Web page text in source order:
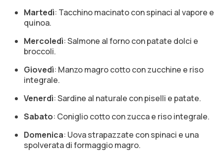
Martedì: Tacchino macinato con spinaci al vapore e
quinoa.
Mercoledì: Salmone al forno con patate dolci e
broccoli.
Giovedì: Manzo magro cotto con zucchine e riso
integrale.
Venerdì: Sardine al naturale con piselli e patate.
Sabato: Coniglio cotto con zucca e riso integrale.
Domenica: Uova strapazzate con spinaci e una
spolverata di formaggio magro.